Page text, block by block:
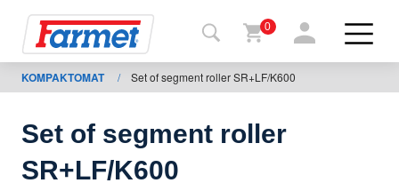
shop
0
KOMPAKTOMAT / Set of segment roller SR+LF/K600
Set of segment roller
SR+LF/K600